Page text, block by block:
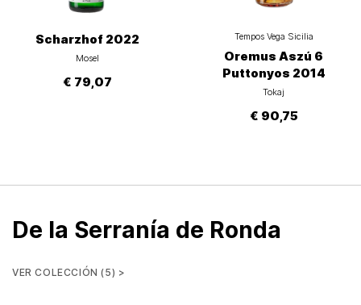
Scharzhof 2022
Mosel
€ 79,07
Tempos Vega Sicilia
Oremus Aszú 6
Puttonyos 2014
Tokaj
€ 90,75
De la Serranía de Ronda
VER COLECCIÓN (5) >